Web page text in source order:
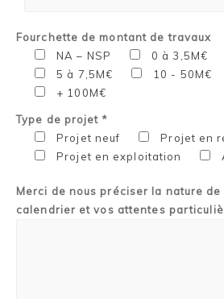
Fourchette de montant de travaux
NA – NSP
0 à 3,5M€
5 à 7,5M€
10 - 50M€
+ 100M€
Type de projet *
Projet neuf
Projet en
Projet en exploitation
Merci de nous préciser la nature
calendrier et vos attentes